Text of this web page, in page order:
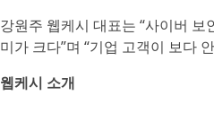
강원주 웹케시 대표는 “사이버
미가 크다”며 “기업 고객이 보다
웹케시 소개